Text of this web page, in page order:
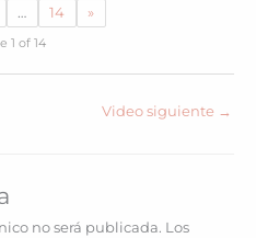
… 14 »
1 of 14
Video siguiente →
no será publicada. Los